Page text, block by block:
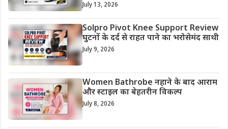
July 13, 2026
Solpro Pivot Knee Support Review
घुटनों के दर्द से राहत पाने का भरोसेमंद साथी
July 9, 2026
Women Bathrobe नहाने के बाद आराम
और स्टाइल का बेहतरीन विकल्प
July 8, 2026